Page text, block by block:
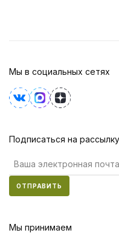
Мы в социальных сетях
Подписаться на рассылку
ОТПРАВИТЬ
Мы принимаем